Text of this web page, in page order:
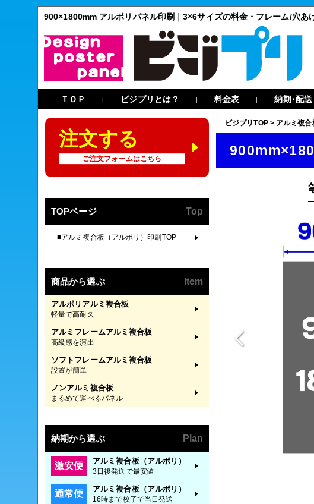
900×1800mm アルポリパネル印刷｜3×6サイズの料金・フレーム/穴あ
ＴＯＰ | ビジプリとは？ | 料金表 | 納期･配送
ビジプリTOP> アルミ複合
注文する
ご注文フォームはこちら
TOPページ Top
■アルミ複合板（アルポリ）印刷TOP
商品から選ぶ Item
アルポリアルミ複合板
軽量で高耐久
アルミフレームアルミ複合板
高級感を演出
ソフトフレームアルミ複合板
設置が簡単
ノンアルミ複合板
まるめて運べるパネル
納期から選ぶ Plan
激安便 アルミ複合板（アルポリ）
3日後発送で最安値
通常便 アルミ複合板（アルポリ）
16時まで校了で当日発送